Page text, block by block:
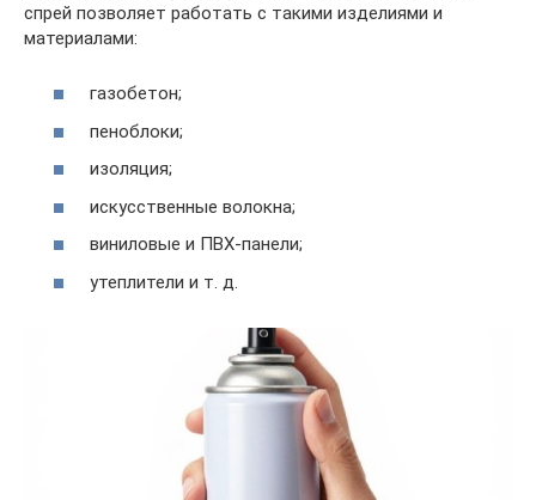
спрей позволяет работать с такими изделиями и
материалами:
газобетон;
пеноблоки;
изоляция;
искусственные волокна;
виниловые и ПВХ-панели;
утеплители и т. д.